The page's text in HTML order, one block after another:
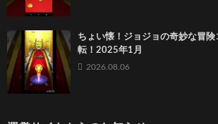
ちょい懐！ジョジョの奇妙な冒
転！2025年1月
2026.08.06